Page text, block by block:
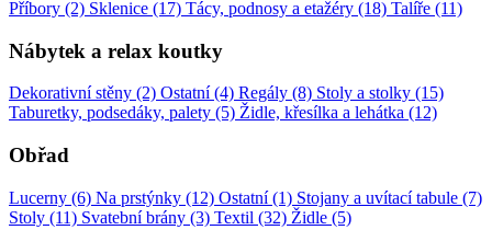
Příbory (2) Sklenice (17) Tácy, podnosy a etažéry (18) Talíře (11)
Nábytek a relax koutky
Dekorativní stěny (2) Ostatní (4) Regály (8) Stoly a stolky (15)
Taburetky, podsedáky, palety (5) Židle, křesílka a lehátka (12)
Obřad
Lucerny (6) Na prstýnky (12) Ostatní (1) Stojany a uvítací tabule (7)
Stoly (11) Svatební brány (3) Textil (32) Židle (5)